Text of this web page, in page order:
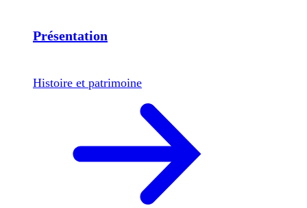
Présentation
Histoire et patrimoine